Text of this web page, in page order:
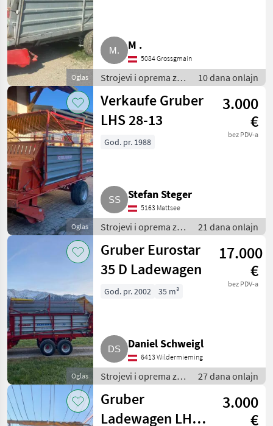
Oglas
M .
5084 Grossgmain
Strojevi i oprema za
travu i baliranje /
Samoutovarne
prikolice
10 dana onlajn
Oglas
Verkaufe Gruber
LHS 28-13
3.000
€
bez PDV-a
God. pr. 1988
Stefan Steger
5163 Mattsee
Strojevi i oprema za
travu i baliranje /
Samoutovarne
prikolice
21 dana onlajn
Oglas
Gruber Eurostar
35 D Ladewagen
17.000
€
bez PDV-a
God. pr. 2002 35 m³
Daniel Schweigl
6413 Wildermieming
Strojevi i oprema za
travu i baliranje /
Samoutovarne
prikolice
27 dana onlajn
Gruber
Ladewagen LH
3.000
€